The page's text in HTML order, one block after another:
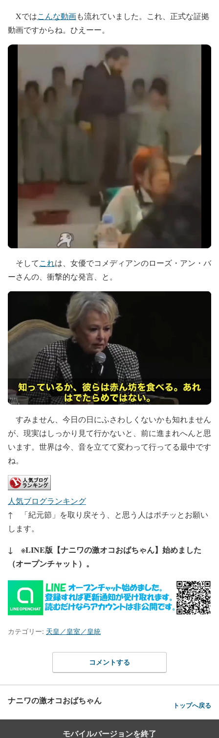
Xではこんな動画も流れていました。これ、正式な証拠
動画ですからね。ひえーー。
そしてこれは、女優でコメディアンのローズ・アン・バ
ーさんの、衝撃的な発言、と。
すみません、今日の日にふさわしくないかも知れません
が、現実はしっかり見て行かないと、前に進まれへんと思
います。世界は今、音を立てて変わって行ってる最中です
ね。
人気ブログランキング
↑ 「紀元節」を取り戻そう、と思う人はポチッとお願い
します。
↓ ※LINE版【ナニワの激オコおばちゃん】始めました
（オープンチャット）。
カテゴリー: 天皇／皇室／皇統
コメントする
ナニワの激オコおばちゃん トップへ戻る
モバイルバージョンを終了